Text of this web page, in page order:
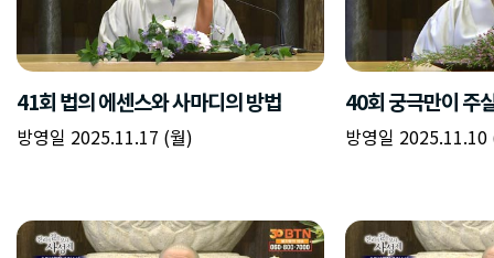
41회 법의 에센스와 사마디의 방법
방영일 2025.11.17 (월)
40회 궁극만이 주
방영일 2025.11.10